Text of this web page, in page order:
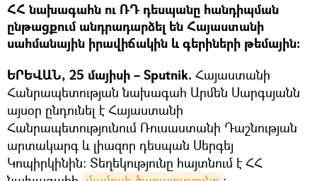
ՀՀ նախագահն ու ՌԴ դեսպանը հանդիպման
ընթացքում անդրադարձել են Հայաստանի
սահմանային իրավիճակին և գերիների թեմային։
ԵՐԵՎԱՆ, 25 մայիսի – Sputnik. Հայաստանի
Հանրապետության նախագահ Արմեն Սարգսյանն
այսօր ընդունել է Հայաստանի
Հանրապետությունում Ռուսաստանի Դաշնության
արտակարգ և լիազոր դեսպան Սերգեյ
Կոպիրկինին: Տեղեկությունը հայտնում է ՀՀ